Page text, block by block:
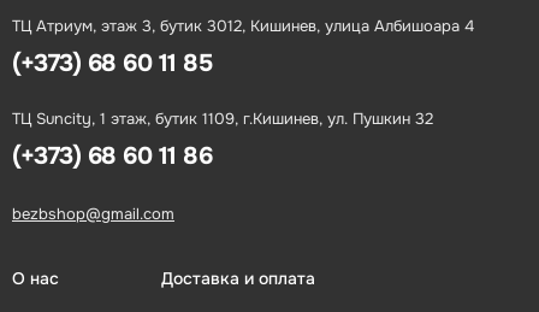
ТЦ Атриум, этаж 3, бутик 3012, Кишинев, улица Албишоара 4
(+373) 68 60 11 85
ТЦ Suncity, 1 этаж, бутик 1109, г.Кишинев, ул. Пушкин 32
(+373) 68 60 11 86
bezbshop@gmail.com
О нас Доставка и оплата